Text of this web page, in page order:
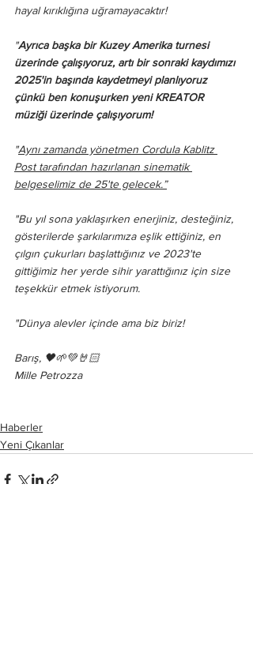
hayal kırıklığına uğramayacaktır!
"Ayrıca başka bir Kuzey Amerika turnesi
üzerinde çalışıyoruz, artı bir sonraki kaydımızı
2025'in başında kaydetmeyi planlıyoruz
çünkü ben konuşurken yeni KREATOR
müziği üzerinde çalışıyorum!
"Aynı zamanda yönetmen Cordula Kablitz
Post tarafından hazırlanan sinematik
belgeselimiz de 25'te gelecek.”
"Bu yıl sona yaklaşırken enerjiniz, desteğiniz,
gösterilerde şarkılarımıza eşlik ettiğiniz, en
çılgın çukurları başlattığınız ve 2023'te
gittiğimiz her yerde sihir yarattığınız için size
teşekkür etmek istiyorum.
"Dünya alevler içinde ama biz biriz!
Barış, 🖤🌱💚🤘🏻
Mille Petrozza
Haberler
Yeni Çıkanlar